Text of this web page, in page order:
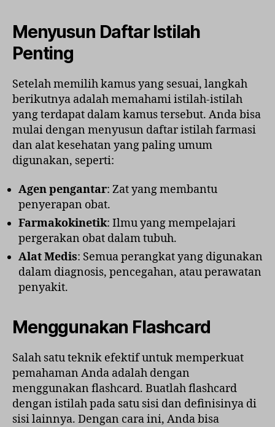
Menyusun Daftar Istilah
Penting
Setelah memilih kamus yang sesuai, langkah
berikutnya adalah memahami istilah-istilah
yang terdapat dalam kamus tersebut. Anda bisa
mulai dengan menyusun daftar istilah farmasi
dan alat kesehatan yang paling umum
digunakan, seperti:
Agen pengantar: Zat yang membantu
penyerapan obat.
Farmakokinetik: Ilmu yang mempelajari
pergerakan obat dalam tubuh.
Alat Medis: Semua perangkat yang digunakan
dalam diagnosis, pencegahan, atau perawatan
penyakit.
Menggunakan Flashcard
Salah satu teknik efektif untuk memperkuat
pemahaman Anda adalah dengan
menggunakan flashcard. Buatlah flashcard
dengan istilah pada satu sisi dan definisinya di
sisi lainnya. Dengan cara ini, Anda bisa